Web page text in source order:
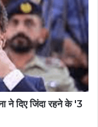
ने दिए जिंदा रहने के '3